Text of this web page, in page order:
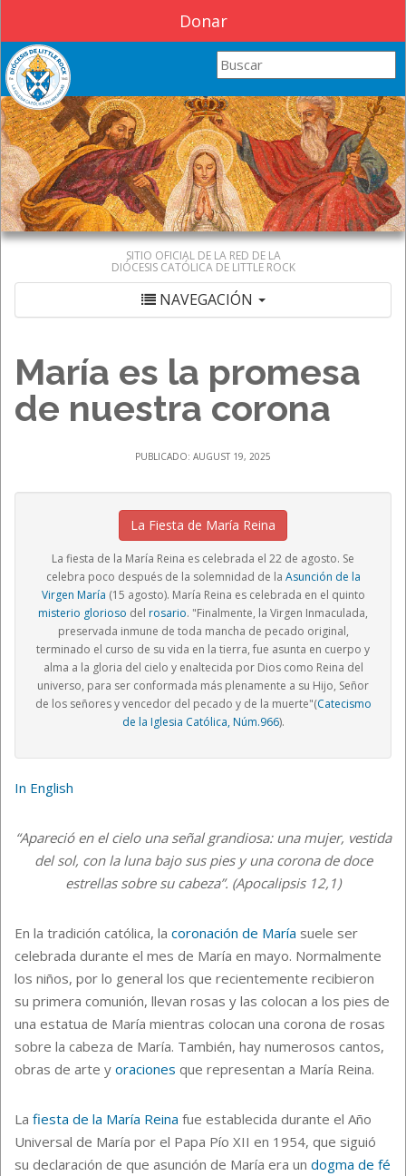
Donar
Search this site
SITIO OFICIAL DE LA RED DE LA
DIÓCESIS CATÓLICA DE LITTLE ROCK
NAVEGACIÓN
María es la promesa
de nuestra corona
PUBLICADO: AUGUST 19, 2025
La Fiesta de María Reina
La fiesta de la María Reina es celebrada el 22 de agosto. Se
celebra poco después de la solemnidad de la Asunción de la
Virgen María (15 agosto). María Reina es celebrada en el quinto
misterio glorioso del rosario. "Finalmente, la Virgen Inmaculada,
preservada inmune de toda mancha de pecado original,
terminado el curso de su vida en la tierra, fue asunta en cuerpo y
alma a la gloria del cielo y enaltecida por Dios como Reina del
universo, para ser conformada más plenamente a su Hijo, Señor
de los señores y vencedor del pecado y de la muerte"(Catecismo
de la Iglesia Católica, Núm.966).
In English
“Apareció en el cielo una señal grandiosa: una mujer, vestida
del sol, con la luna bajo sus pies y una corona de doce
estrellas sobre su cabeza”. (Apocalipsis 12,1)
En la tradición católica, la coronación de María suele ser
celebrada durante el mes de María en mayo. Normalmente
los niños, por lo general los que recientemente recibieron
su primera comunión, llevan rosas y las colocan a los pies de
una estatua de María mientras colocan una corona de rosas
sobre la cabeza de María. También, hay numerosos cantos,
obras de arte y oraciones que representan a María Reina.
La fiesta de la María Reina fue establecida durante el Año
Universal de María por el Papa Pío XII en 1954, que siguió
su declaración de que asunción de María era un dogma de fé